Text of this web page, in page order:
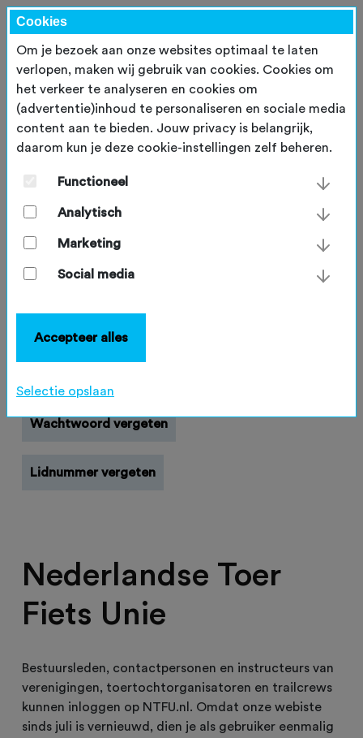
Inloggen
Inloggen
Wachtwoord vergeten
Lidnummer vergeten
Nederlandse Toer
Fiets Unie
Bestuursleden, contactpersonen en instructeurs van
verenigingen, toertochtorganisatoren en trailcrews
kunnen inloggen op NTFU.nl. Omdat onze webiste
sinds juli is vernieuwd, dien je als gebruiker eenmalig
Cookies
Om je bezoek aan onze websites optimaal te laten
verlopen, maken wij gebruik van cookies. Cookies om
het verkeer te analyseren en cookies om
(advertentie)inhoud te personaliseren en sociale media
content aan te bieden. Jouw privacy is belangrijk,
daarom kun je deze cookie-instellingen zelf beheren.
Functioneel
Analytisch
Marketing
Social media
Accepteer alles
Selectie opslaan